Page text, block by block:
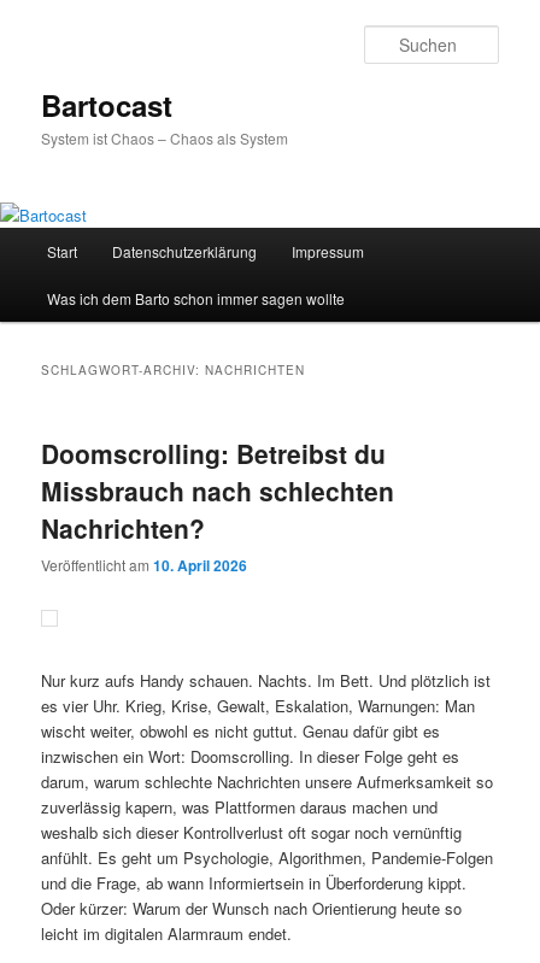
Bartocast
System ist Chaos – Chaos als System
Start Datenschutzerklärung Impressum
Was ich dem Barto schon immer sagen wollte
SCHLAGWORT-ARCHIV:NACHRICHTEN
Doomscrolling: Betreibst du
Missbrauch nach schlechten
Nachrichten?
Veröffentlicht am10. April 2026
Nur kurz aufs Handy schauen. Nachts. Im Bett. Und plötzlich ist
es vier Uhr. Krieg, Krise, Gewalt, Eskalation, Warnungen: Man
wischt weiter, obwohl es nicht guttut. Genau dafür gibt es
inzwischen ein Wort: Doomscrolling. In dieser Folge geht es
darum, warum schlechte Nachrichten unsere Aufmerksamkeit so
zuverlässig kapern, was Plattformen daraus machen und
weshalb sich dieser Kontrollverlust oft sogar noch vernünftig
anfühlt. Es geht um Psychologie, Algorithmen, Pandemie-Folgen
und die Frage, ab wann Informiertsein in Überforderung kippt.
Oder kürzer: Warum der Wunsch nach Orientierung heute so
leicht im digitalen Alarmraum endet.